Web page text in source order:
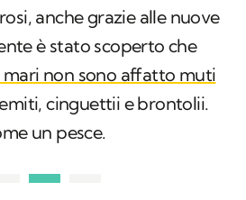
anche grazie alle nuove
è stato scoperto che
mari non sono affatto muti
cinguettii e brontolii.
un pesce.